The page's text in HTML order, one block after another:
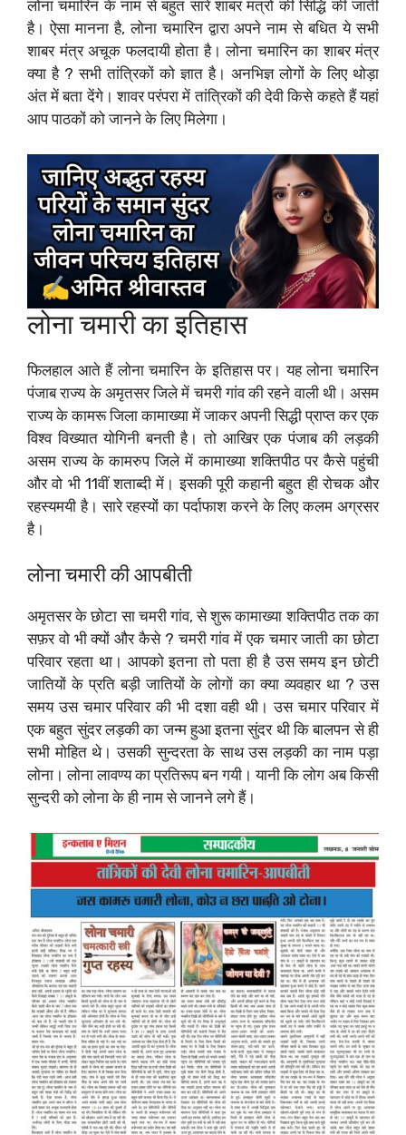
लोना चमारिन के नाम से बहुत सारे शाबर मंत्रों की सिद्धि की जाती
है। ऐसा मानना है, लोना चमारिन द्वारा अपने नाम से बधित ये सभी
शाबर मंत्र अचूक फलदायी होता है। लोना चमारिन का शाबर मंत्र
क्या है ? सभी तांत्रिकों को ज्ञात है। अनभिज्ञ लोगों के लिए थोड़ा
अंत में बता देंगे। शावर परंपरा में तांत्रिकों की देवी किसे कहते हैं यहां
आप पाठकों को जानने के लिए मिलेगा।
लोना चमारी का इतिहास
फिलहाल आते हैं लोना चमारिन के इतिहास पर। यह लोना चमारिन
पंजाब राज्य के अमृतसर जिले में चमरी गांव की रहने वाली थी। असम
राज्य के कामरू जिला कामाख्या में जाकर अपनी सिद्धी प्राप्त कर एक
विश्व विख्यात योगिनी बनती है। तो आखिर एक पंजाब की लड़की
असम राज्य के कामरुप जिले में कामाख्या शक्तिपीठ पर कैसे पहुंची
और वो भी 11वीं शताब्दी में। इसकी पूरी कहानी बहुत ही रोचक और
रहस्यमयी है। सारे रहस्यों का पर्दाफाश करने के लिए कलम अग्रसर
है।
लोना चमारी की आपबीती
अमृतसर के छोटा सा चमरी गांव, से शुरू कामाख्या शक्तिपीठ तक का
सफ़र वो भी क्यों और कैसे ? चमरी गांव में एक चमार जाती का छोटा
परिवार रहता था। आपको इतना तो पता ही है उस समय इन छोटी
जातियों के प्रति बड़ी जातियों के लोगों का क्या व्यवहार था ? उस
समय उस चमार परिवार की भी दशा वही थी। उस चमार परिवार में
एक बहुत सुंदर लड़की का जन्म हुआ इतना सुंदर थी कि बालपन से ही
सभी मोहित थे। उसकी सुन्दरता के साथ उस लड़की का नाम पड़ा
लोना। लोना लावण्य का प्रतिरूप बन गयी। यानी कि लोग अब किसी
सुन्दरी को लोना के ही नाम से जानने लगे हैं।